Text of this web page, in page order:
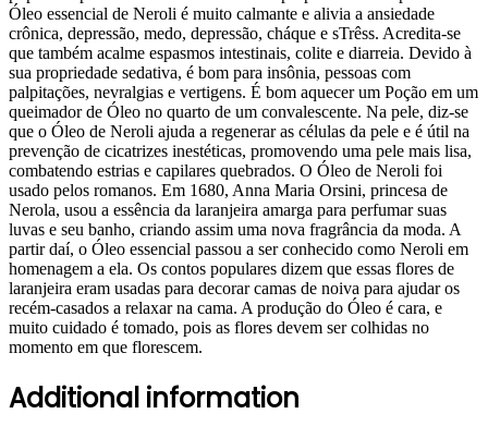
Óleo essencial de Neroli é muito calmante e alivia a ansiedade
crônica, depressão, medo, depressão, cháque e sTrêss. Acredita-se
que também acalme espasmos intestinais, colite e diarreia. Devido à
sua propriedade sedativa, é bom para insônia, pessoas com
palpitações, nevralgias e vertigens. É bom aquecer um Poção em um
queimador de Óleo no quarto de um convalescente. Na pele, diz-se
que o Óleo de Neroli ajuda a regenerar as células da pele e é útil na
prevenção de cicatrizes inestéticas, promovendo uma pele mais lisa,
combatendo estrias e capilares quebrados. O Óleo de Neroli foi
usado pelos romanos. Em 1680, Anna Maria Orsini, princesa de
Nerola, usou a essência da laranjeira amarga para perfumar suas
luvas e seu banho, criando assim uma nova fragrância da moda. A
partir daí, o Óleo essencial passou a ser conhecido como Neroli em
homenagem a ela. Os contos populares dizem que essas flores de
laranjeira eram usadas para decorar camas de noiva para ajudar os
recém-casados ​​a relaxar na cama. A produção do Óleo é cara, e
muito cuidado é tomado, pois as flores devem ser colhidas no
momento em que florescem.
Additional information